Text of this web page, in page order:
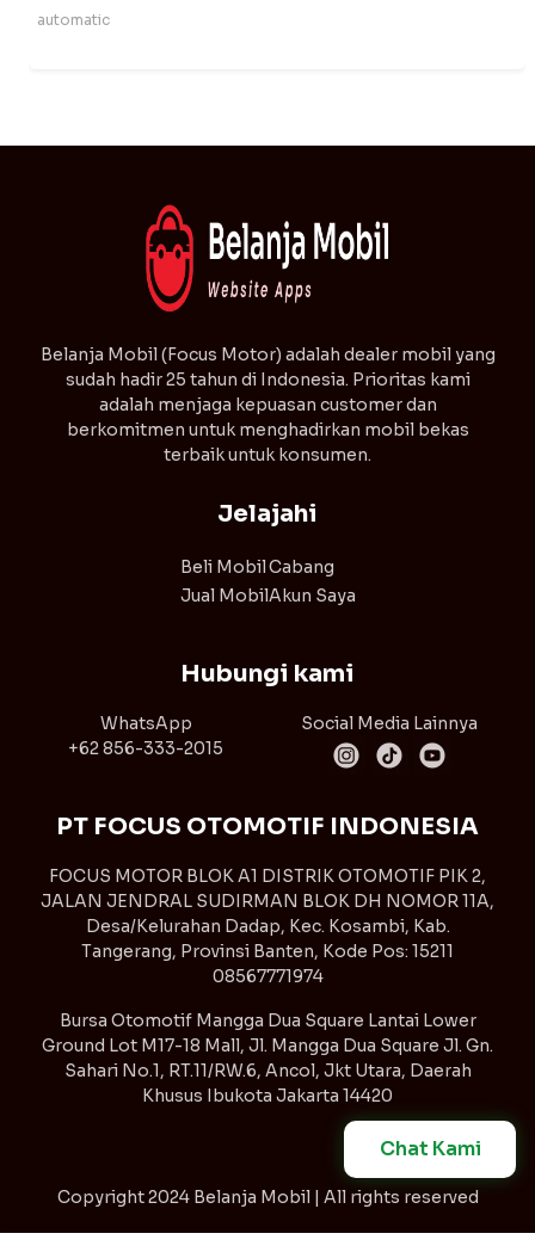
Chat Kami
automatic
⁠Belanja Mobil (Focus Motor) adalah dealer mobil yang
sudah hadir 25 tahun di Indonesia. Prioritas kami
adalah menjaga kepuasan customer dan
berkomitmen untuk menghadirkan mobil bekas
terbaik untuk konsumen.
Jelajahi
Beli Mobil
Jual Mobil
Cabang
Akun Saya
Hubungi kami
WhatsApp
+62 856-333-2015
Social Media Lainnya
PT FOCUS OTOMOTIF INDONESIA
FOCUS MOTOR BLOK A1 DISTRIK OTOMOTIF PIK 2,
JALAN JENDRAL SUDIRMAN BLOK DH NOMOR 11A,
Desa/Kelurahan Dadap, Kec. Kosambi, Kab.
Tangerang, Provinsi Banten, Kode Pos: 15211
08567771974
Bursa Otomotif Mangga Dua Square Lantai Lower
Ground Lot M17-18 Mall, Jl. Mangga Dua Square Jl. Gn.
Sahari No.1, RT.11/RW.6, Ancol, Jkt Utara, Daerah
Khusus Ibukota Jakarta 14420
Copyright2024 Belanja Mobil | All rights reserved